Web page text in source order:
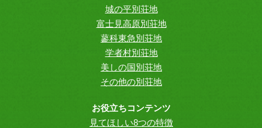
城の平別荘地
富士見高原別荘地
蓼科東急別荘地
学者村別荘地
美しの国別荘地
その他の別荘地
お役立ちコンテンツ
見てほしい8つの特徴